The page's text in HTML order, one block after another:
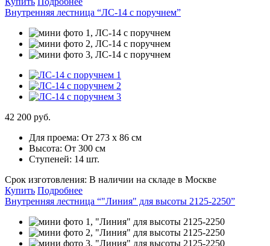
Внутренняя лестница “ЛС-14 с поручнем”
42 200 руб.
Для проема: От 273 х 86 см
Высота: От 300 см
Ступеней: 14 шт.
Срок изготовления: В наличии на складе в Москве
Купить Подробнее
Внутренняя лестница “"Линия" для высоты 2125-2250”